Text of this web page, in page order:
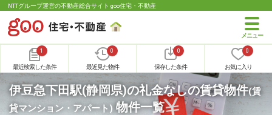
NTTグループ運営の不動産総合サイト goo住宅・不動産
1
最近検索した条件
0
最近見た物件
0
保存した条件
0
お気に入り
伊豆急下田駅(静岡県)の礼金なしの賃貸物件(賃
貸マンション・アパート) 物件一覧